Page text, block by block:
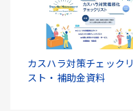
カスハラ対策チェックリ
スト・補助金資料